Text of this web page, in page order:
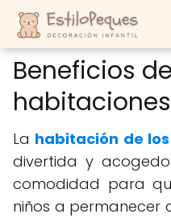
Beneficios
La habitación de
divertida y
comodidad para
niños a permanecer